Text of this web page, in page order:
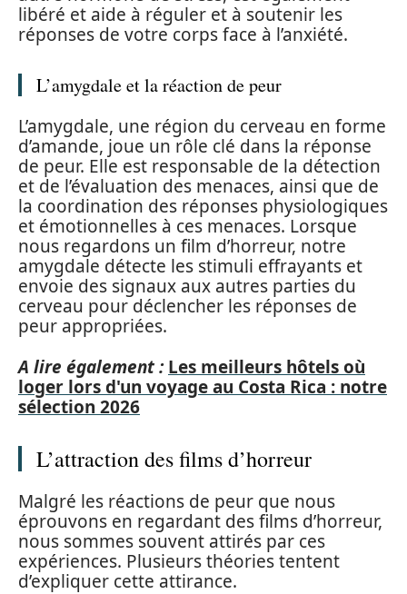
libéré et aide à réguler et à soutenir les
réponses de votre corps face à l’anxiété.
L’amygdale et la réaction de peur
L’amygdale, une région du cerveau en forme
d’amande, joue un rôle clé dans la réponse
de peur. Elle est responsable de la détection
et de l’évaluation des menaces, ainsi que de
la coordination des réponses physiologiques
et émotionnelles à ces menaces. Lorsque
nous regardons un film d’horreur, notre
amygdale détecte les stimuli effrayants et
envoie des signaux aux autres parties du
cerveau pour déclencher les réponses de
peur appropriées.
A lire également : Les meilleurs hôtels où
loger lors d'un voyage au Costa Rica : notre
sélection 2026
L’attraction des films d’horreur
Malgré les réactions de peur que nous
éprouvons en regardant des films d’horreur,
nous sommes souvent attirés par ces
expériences. Plusieurs théories tentent
d’expliquer cette attirance.